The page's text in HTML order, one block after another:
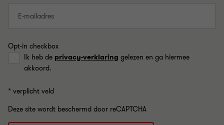
E-mailadres
Opt-in checkbox
Ik heb de privacy-verklaring gelezen en ga hiermee
akkoord.
* verplicht veld
Deze site wordt beschermd door reCAPTCHA